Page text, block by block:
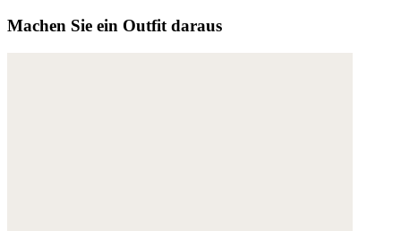
Machen Sie ein Outfit daraus